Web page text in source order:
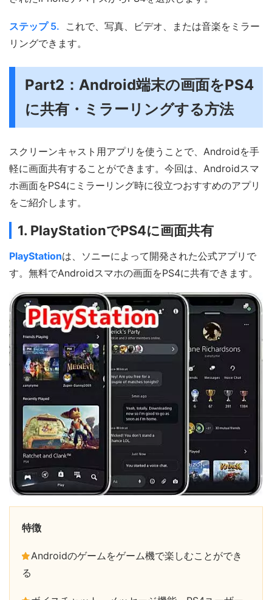
ステップ 5.
これで、写真、ビデオ、または音楽をミラー
リングできます。
Part2：Android端末の画面をPS4
に共有・ミラーリングする方法
スクリーンキャスト用アプリを使うことで、Androidを手
軽に画面共有することができます。今回は、Androidスマ
ホ画面をPS4にミラーリング時に役立つおすすめのアプリ
をご紹介します。
1. PlayStationでPS4に画面共有
PlayStationは、ソニーによって開発された公式アプリで
す。無料でAndroidスマホの画面をPS4に共有できます。
特徴
Androidのゲームをゲーム機で楽しむことができ
る